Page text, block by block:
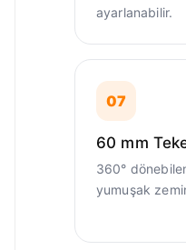
ayarlanabilir.
07
60 mm
360°
yumuşak